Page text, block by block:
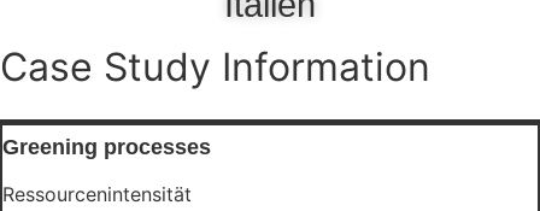
Case Study Information
Greening processes
Ressourcenintensität